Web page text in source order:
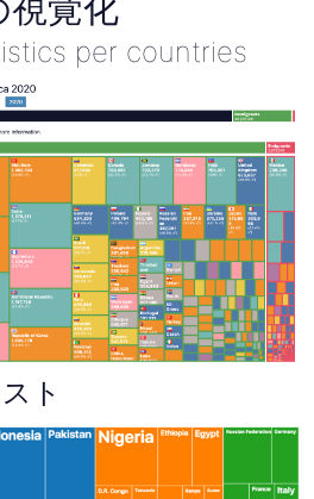
per countries
ト